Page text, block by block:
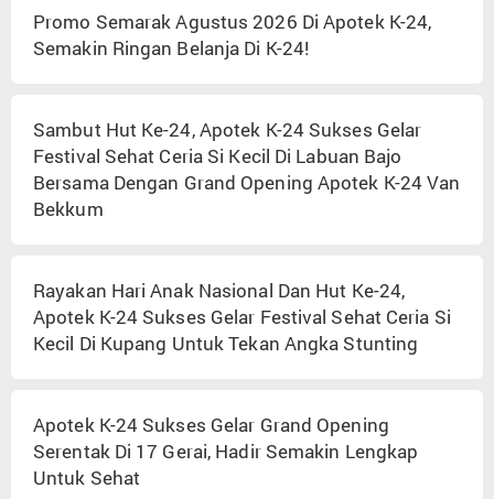
Promo Semarak Agustus 2026 Di Apotek K-24,
Semakin Ringan Belanja Di K-24!
Sambut Hut Ke-24, Apotek K-24 Sukses Gelar
Festival Sehat Ceria Si Kecil Di Labuan Bajo
Bersama Dengan Grand Opening Apotek K-24 Van
Bekkum
Rayakan Hari Anak Nasional Dan Hut Ke-24,
Apotek K-24 Sukses Gelar Festival Sehat Ceria Si
Kecil Di Kupang Untuk Tekan Angka Stunting
Apotek K-24 Sukses Gelar Grand Opening
Serentak Di 17 Gerai, Hadir Semakin Lengkap
Untuk Sehat